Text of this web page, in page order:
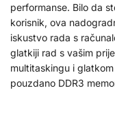
performanse. Bilo da
korisnik, ova
iskustvo rada s
glatkiji rad s vašim
multitaskingu i
pouzdano DDR3